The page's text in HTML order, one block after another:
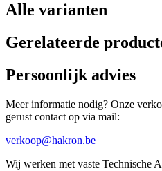
Alle varianten
Gerelateerde
Persoonlijk advies
Meer informatie nodig? Onze
gerust contact op via mail:
verkoop@hakron.be
Wij werken met vaste Technische